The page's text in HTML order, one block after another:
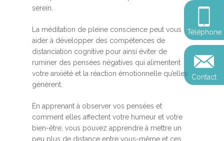
serein.
La méditation de pleine conscience peut vous
aider à développer des compétences de
distanciation cognitive pour ainsi éviter de
ruminer des pensées négatives qui alimentent
votre anxiété et la réaction émotionnelle qu’elles
génèrent.
En apprenant à observer vos pensées et
comment elles affectent votre humeur et votre
bien-être, vous pouvez apprendre à mettre un
peu plus de distance entre vous-même et ces
Téléphone
Contact
Devenir praticien en
de pleine conscience
Révelez votre
Conférences
personnel
Révelez votre
votre impact
Reconversion et
professionnelle
Explorer
et découvrir
Blog
Témoignages
Podcast
Podcast